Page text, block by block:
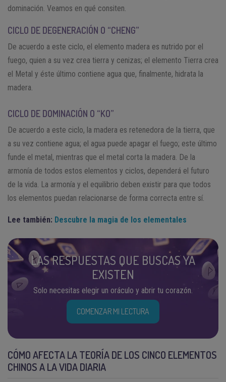
dominación. Veamos en qué consiten.
CICLO DE DEGENERACIÓN O “CHENG”
De acuerdo a este ciclo, el elemento madera es nutrido por el
fuego, quien a su vez crea tierra y cenizas; el elemento Tierra crea
el Metal y éste último contiene agua que, finalmente, hidrata la
madera.
CICLO DE DOMINACIÓN O “KO”
De acuerdo a este ciclo, la madera es retenedora de la tierra, que
a su vez contiene agua; el agua puede apagar el fuego; este último
funde el metal, mientras que el metal corta la madera. De la
armonía de todos estos elementos y ciclos, dependerá el futuro
de la vida. La armonía y el equilibrio deben existir para que todos
los elementos puedan relacionarse de forma correcta entre sí.
Lee también: Descubre la magia de los elementales
LAS RESPUESTAS QUE BUSCAS YA
EXISTEN
Solo necesitas elegir un oráculo y abrir tu corazón.
COMENZAR MI LECTURA
CÓMO AFECTA LA TEORÍA DE LOS CINCO ELEMENTOS
CHINOS A LA VIDA DIARIA